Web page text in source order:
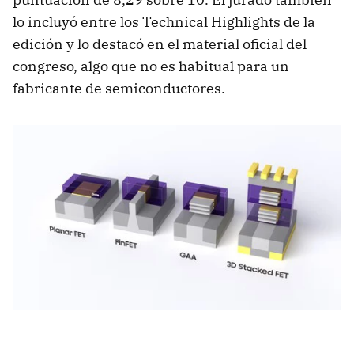
lo incluyó entre los Technical Highlights de la
edición y lo destacó en el material oficial del
congreso, algo que no es habitual para un
fabricante de semiconductores.